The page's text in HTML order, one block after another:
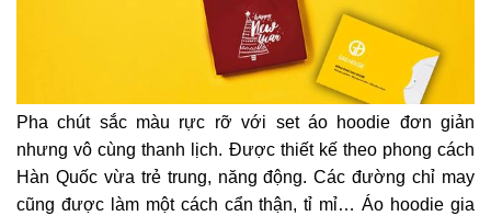
Pha chút sắc màu rực rỡ với set áo hoodie đơn giản
nhưng vô cùng thanh lịch. Được thiết kế theo phong cách
Hàn Quốc vừa trẻ trung, năng động. Các đường chỉ may
cũng được làm một cách cẩn thận, tỉ mỉ… Áo hoodie gia